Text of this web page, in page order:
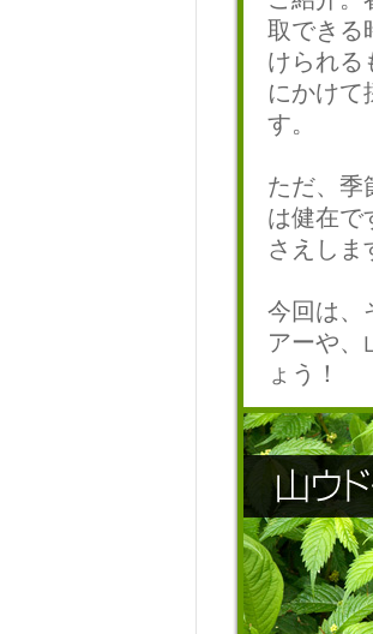
取できる
けられる
にかけて
す。
ただ、季
は健在で
さえしま
今回は、
アーや、
ょう！